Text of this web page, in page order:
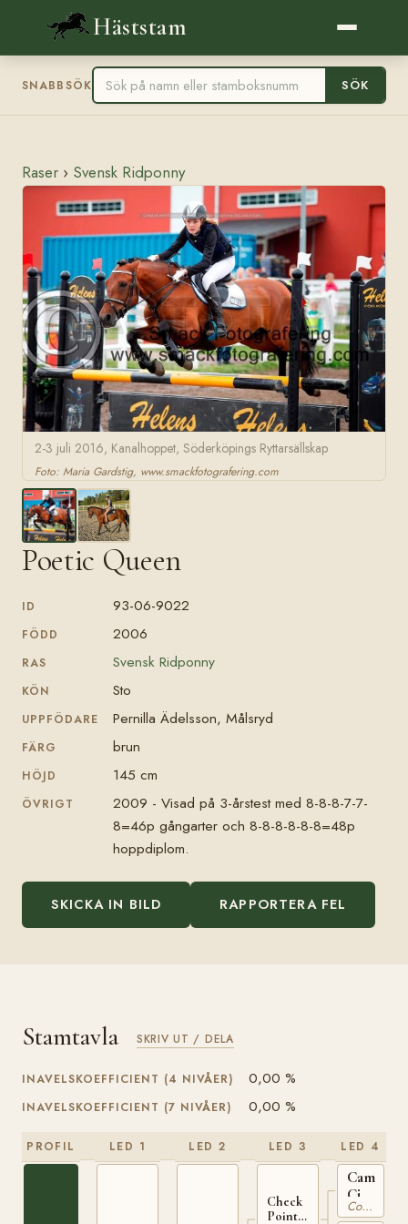
Häststam
SNABBSÖK SÖK
Raser › Svensk Ridponny
2-3 juli 2016, Kanalhoppet, Söderköpings Ryttarsällskap
Foto: Maria Gardstig, www.smackfotografering.com
Poetic Queen
ID 93-06-9022
FÖDD 2006
RAS Svensk Ridponny
KÖN Sto
UPPFÖDARE Pernilla Ädelsson, Målsryd
FÄRG brun
HÖJD 145 cm
ÖVRIGT
2009 - Visad på 3-årstest med 8-8-8-7-7-
8=46p gångarter och 8-8-8-8-8-8=48p
hoppdiplom.
SKICKA IN BILD RAPPORTERA FEL
Stamtavla SKRIV UT / DELA
INAVELSKOEFFICIENT (4 NIVÅER) 0,00 %
INAVELSKOEFFICIENT (7 NIVÅER) 0,00 %
PROFIL LED 1 LED 2 LED 3
Check
Point
LED 4
Camlin
Cicada
IRE
Connemara